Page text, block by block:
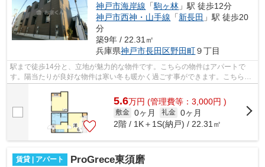
神戸市海岸線 「駒ヶ林 」駅 徒歩12分
神戸市西神・山手線 「新長田 」駅 徒歩20
分
築9年 / 22.31㎡
兵庫県神戸市長田区野田町９丁目
駅まで徒歩14分と、立地が魅力的な物件です。こちらの物件はアパートで
す。陽当たりが良好な物件は寒い冬も暖かく過ごす事ができます。こちらの
5.6万円 (管理費等：3,000円 )
敷金 0ヶ月 礼金 0ヶ月
2階 / 1K＋1S(納戸) / 22.31㎡
賃貸 | アパート ProGrece東須磨